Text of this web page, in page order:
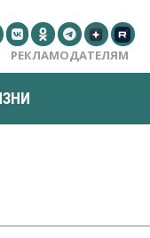
РЕКЛАМОДАТЕЛЯМ